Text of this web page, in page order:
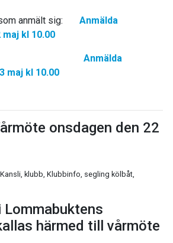
som anmält sig:
Anmälda
kl 10.00
Anmälda
maj kl 10.00
onsdagen den 22
klubb, Klubbinfo, segling kölbåt,
Lommabuktens
härmed till vårmöte